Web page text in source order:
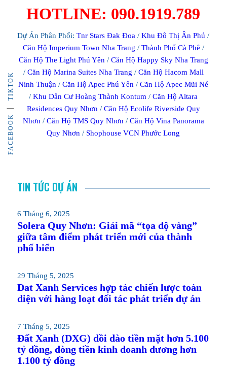
FACEBOOK
TIKTOK
HOTLINE: 090.1919.789
Dự Án Phân Phối:Tnr Stars Đak Đoa /Khu Đô Thị Ân Phú /
Căn Hộ Imperium Town Nha Trang / Thành Phố Cà Phê /
Căn Hộ The Light Phú Yên / Căn Hộ Happy Sky Nha Trang
/ Căn Hộ Marina Suites Nha Trang / Căn Hộ Hacom Mall
Ninh Thuận /Căn Hộ Apec Phú Yên /Căn Hộ Apec Mũi Né
/Khu Dân Cư Hoàng Thành Kontum /Căn Hộ Altara
Residences Quy Nhơn / Căn Hộ Ecolife Riverside Quy
Nhơn / Căn Hộ TMS Quy Nhơn / Căn Hộ Vina Panorama
Quy Nhơn / Shophouse VCN Phước Long
TIN TỨC DỰ ÁN
6 Tháng 6, 2025
Solera Quy Nhơn: Giải mã “tọa độ vàng”
giữa tâm điểm phát triển mới của thành
phố biển
29 Tháng 5, 2025
Dat Xanh Services hợp tác chiến lược toàn
diện với hàng loạt đối tác phát triển dự án
7 Tháng 5, 2025
Đất Xanh (DXG) dồi dào tiền mặt hơn 5.100
tỷ đồng, dòng tiền kinh doanh dương hơn
1.100 tỷ đồng